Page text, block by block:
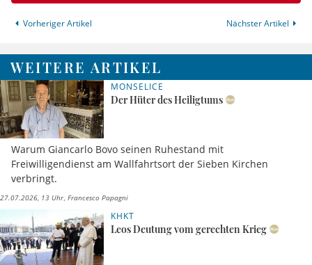
Vorheriger Artikel Nächster Artikel
WEITERE ARTIKEL
MONSELICE
Der Hüter des Heiligtums
Warum Giancarlo Bovo seinen Ruhestand mit
Freiwilligendienst am Wallfahrtsort der Sieben Kirchen
verbringt.
27.07.2026, 13 Uhr Francesco Papagni
KHKT
Leos Deutung vom gerechten Krieg